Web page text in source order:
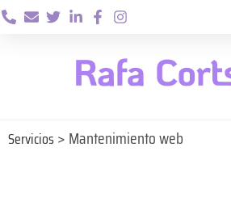
Servicios > Mantenimiento web